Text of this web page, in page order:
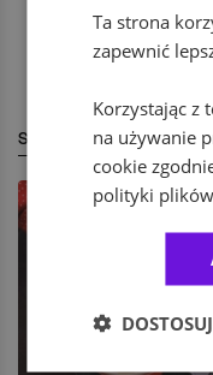
STREFA EKSPERTA
Ta strona
zapewnić
Korzystając z
na używanie
cookie
polityki
DOSTOSUJ